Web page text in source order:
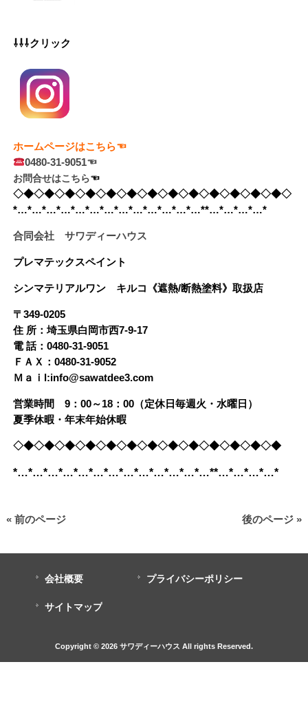
⇩⇩⇩クリック
ホームページはこちら☜
0480-31-9051☜
お問合せはこちら☜
◇◆◇◆◇◆◇◆◇◆◇◆◇◆◇◆◇◆◇◆◇◆◇◆◇◆◇
*…*…*…*…*…*…*…*…*…*…*…*…*…**…*…*…*…*
合同会社 サワディーハウス
プレマテックスペイント
シンマテリアルワン キルコ《遮熱/断熱塗料》 取扱店
〒349-0205
住 所：埼玉県白岡市西7-9-17
電 話：0480-31-9051
ＦＡＸ：0480-31-9052
Ｍａｉl:info@sawatdee3.com
営業時間 9：00～18：00（定休日毎週火・水曜日）
夏季休暇・年末年始休暇
◇◆◇◆◇◆◇◆◇◆◇◆◇◆◇◆◇◆◇◆◇◆◇◆◇◆
*…*…*…*…*…*…*…*…*…*…*…*…*…**…*…*…*…*
« 前のページ 後のページ »
会社概要 プライバシーポリシー
サイトマップ
Copyright © 2026 サワディーハウス All rights Reserved.